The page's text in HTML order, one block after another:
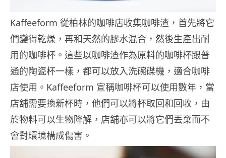
Kaffeeform 從柏林的咖啡店收集咖啡渣，首先將它
們變得乾燥，再和天然的膠水混合，然後生產出耐
用的咖啡杯。這些以咖啡渣作為原料的咖啡杯跟普
通的陶瓷杯一樣，都可以放入洗碗碟機，適合咖啡
店使用。Kaffeeform 宣稱咖啡杯可以使用數年，當
店舖需要換新杯時，他們可以將杯取回和回收，由
於物料可以生物降解，店舖亦可以將它們丟棄而不
會對環境構成傷害。